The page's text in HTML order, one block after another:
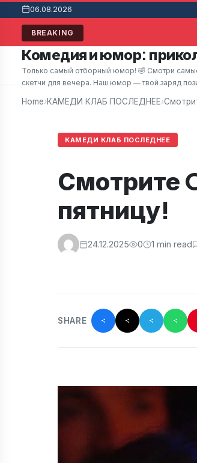
06.08.2026
BREAKINGМужчина в супермаркете
Комедия и юмор:
Только самый отборный юмор! 🤣 Смотри
скетчи для вечера. Наш юмор — твой заряд
Home›КАМЕДИ КЛАБ ПОСЛЕДНЕЕ›
КАМЕДИ КЛАБ ПОСЛЕДНЕЕ
Смотрите
пятницу!
24.12.2025 0 1 min read
SHARE